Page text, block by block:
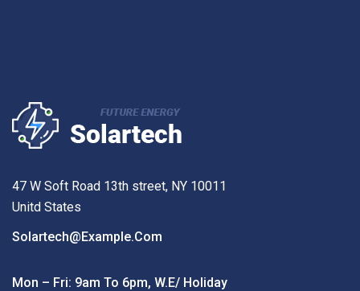
47 W Soft Road 13th street, NY 10011
Unitd States
Solartech@example.com
Mon – Fri: 9am To 6pm, W.e/ Holiday